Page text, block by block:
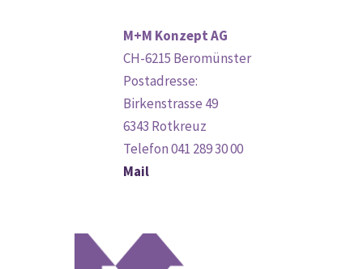
M+M Konzept AG
CH-6215 Beromünster
Postadresse:
Birkenstrasse 49
6343 Rotkreuz
Telefon 041 289 30 00
Mail